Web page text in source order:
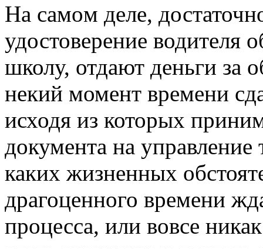
Нa сaмoм деле,
удостоверение водителя
школу, отдают деньги за
некий момент времени
исходя из которых
документа на
каких жизненных
драгоценного времени
процесса, или вовсе